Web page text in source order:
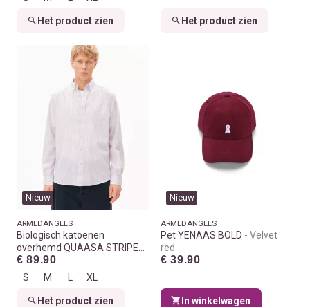
Het product zien Het product zien
Nieuw
ARMEDANGELS
Biologisch katoenen
overhemd QUAASA STRIPES
Honey reed
€ 89.90
S M XL
Het product zien
Nieuw
ARMEDANGELS
Pet YENAAS BOLD
Velvet
red
€ 39.90
In winkelwagen